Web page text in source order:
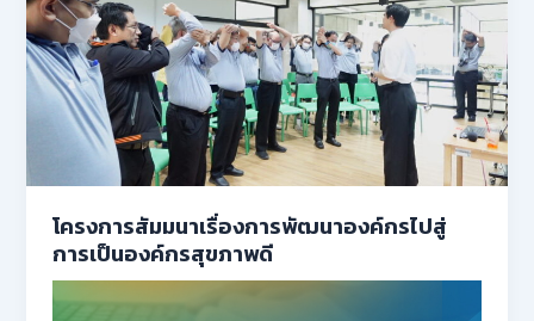
โครงการสัมมนาเรื่องการพัฒนาองค์กรไปสู่
การเป็นองค์กรสุขภาพดี